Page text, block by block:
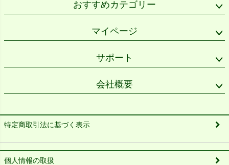
おすすめカテゴリー
マイページ
サポート
会社概要
特定商取引法に基づく表示
個人情報の取扱